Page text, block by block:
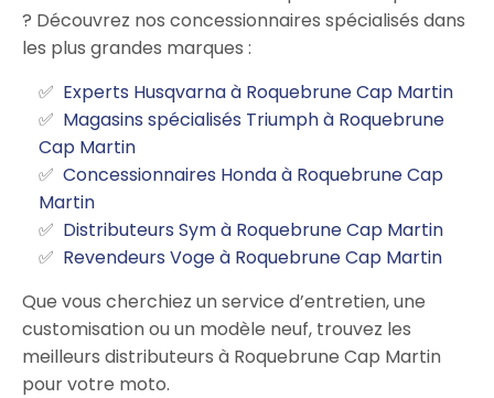
? Découvrez nos concessionnaires spécialisés dans
les plus grandes marques :
Experts Husqvarna à Roquebrune Cap Martin
Magasins spécialisés Triumph à Roquebrune
Cap Martin
Concessionnaires Honda à Roquebrune Cap
Martin
Distributeurs Sym à Roquebrune Cap Martin
Revendeurs Voge à Roquebrune Cap Martin
Que vous cherchiez un service d’entretien, une
customisation ou un modèle neuf, trouvez les
meilleurs distributeurs à Roquebrune Cap Martin
pour votre moto.